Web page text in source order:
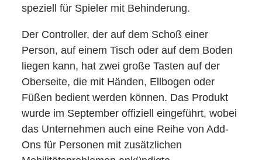
speziell für Spieler mit Behinderung.
Der Controller, der auf dem Schoß einer
Person, auf einem Tisch oder auf dem Boden
liegen kann, hat zwei große Tasten auf der
Oberseite, die mit Händen, Ellbogen oder
Füßen bedient werden können. Das Produkt
wurde im September offiziell eingeführt, wobei
das Unternehmen auch eine Reihe von Add-
Ons für Personen mit zusätzlichen